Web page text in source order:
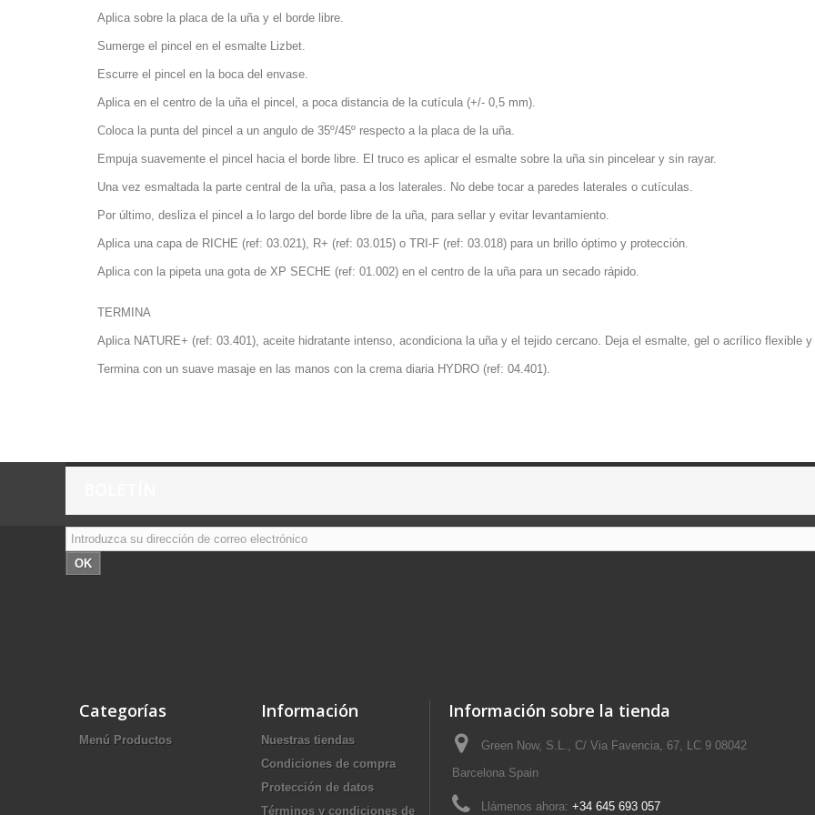
Aplica sobre la placa de la uña y el borde libre.
Sumerge el pincel en el esmalte Lizbet.
Escurre el pincel en la boca del envase.
Aplica en el centro de la uña el pincel, a poca distancia de la cutícula (+/- 0,5 mm).
Coloca la punta del pincel a un angulo de 35º/45º respecto a la placa de la uña.
Empuja suavemente el pincel hacia el borde libre. El truco es aplicar el esmalte sobre la uña sin pincelear y sin rayar.
Una vez esmaltada la parte central de la uña, pasa a los laterales. No debe tocar a paredes laterales o cutículas.
Por último, desliza el pincel a lo largo del borde libre de la uña, para sellar y evitar levantamiento.
Aplica una capa de RICHE (ref: 03.021), R+ (ref: 03.015) o TRI-F (ref: 03.018) para un brillo óptimo y protección.
Aplica con la pipeta una gota de XP SECHE (ref: 01.002) en el centro de la uña para un secado rápido.
TERMINA
Aplica NATURE+ (ref: 03.401), aceite hidratante intenso, acondiciona la uña y el tejido cercano. Deja el esmalte, gel o acrílico flexible y
Termina con un suave masaje en las manos con la crema diaria HYDRO (ref: 04.401).
OK
Categorías
Menú Productos
Información
Nuestras tiendas
Condiciones de compra
Protección de datos
Términos y condiciones de
Información sobre la tienda
Green Now, S.L., C/ Via Favencia, 67, LC 9 08042
Barcelona Spain
Llámenos ahora: +34 645 693 057